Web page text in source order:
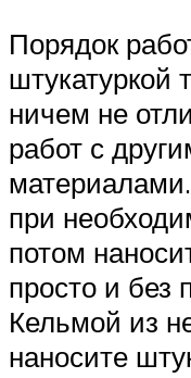
Порядок
штукатуркой
ничем не
работ с
при
потом
просто и без
Кельмой из
наносите